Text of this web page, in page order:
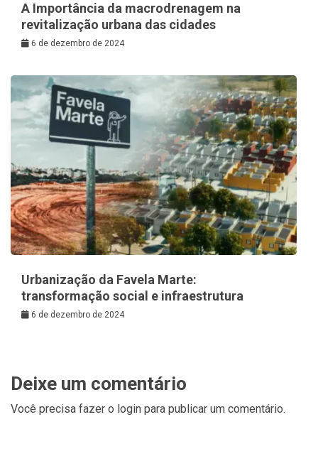
A Importância da macrodrenagem na
revitalização urbana das cidades
6 de dezembro de 2024
Urbanização da Favela Marte:
transformação social e infraestrutura
6 de dezembro de 2024
Deixe um comentário
Você precisa fazer o login para publicar um comentário.